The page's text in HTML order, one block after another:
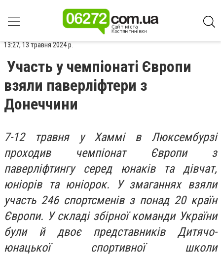
13:27, 13 травня 2024 р.
Участь у чемпіонаті Європи
взяли паверліфтери з
Донеччини
7-12 травня у Хаммі в Люксембурзі
проходив чемпіонат Європи з
паверліфтингу серед юнаків та дівчат,
юніорів та юніорок. У змаганнях взяли
участь 246 спортсменів з понад 20 країн
Європи. У складі збірної команди України
були й двоє представників Дитячо-
юнацької спортивної школи